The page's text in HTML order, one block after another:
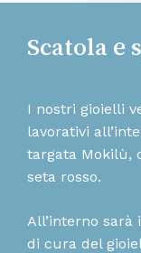
Scatola e
I nostri gioielli
lavorativi
targata Mokilù,
seta rosso.
All’interno
di cura del